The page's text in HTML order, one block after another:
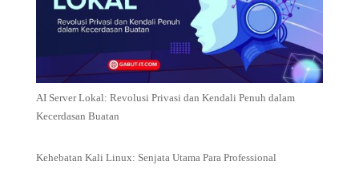
AI Server Lokal: Revolusi Privasi dan Kendali Penuh dalam
Kecerdasan Buatan
Kehebatan Kali Linux: Senjata Utama Para Professional